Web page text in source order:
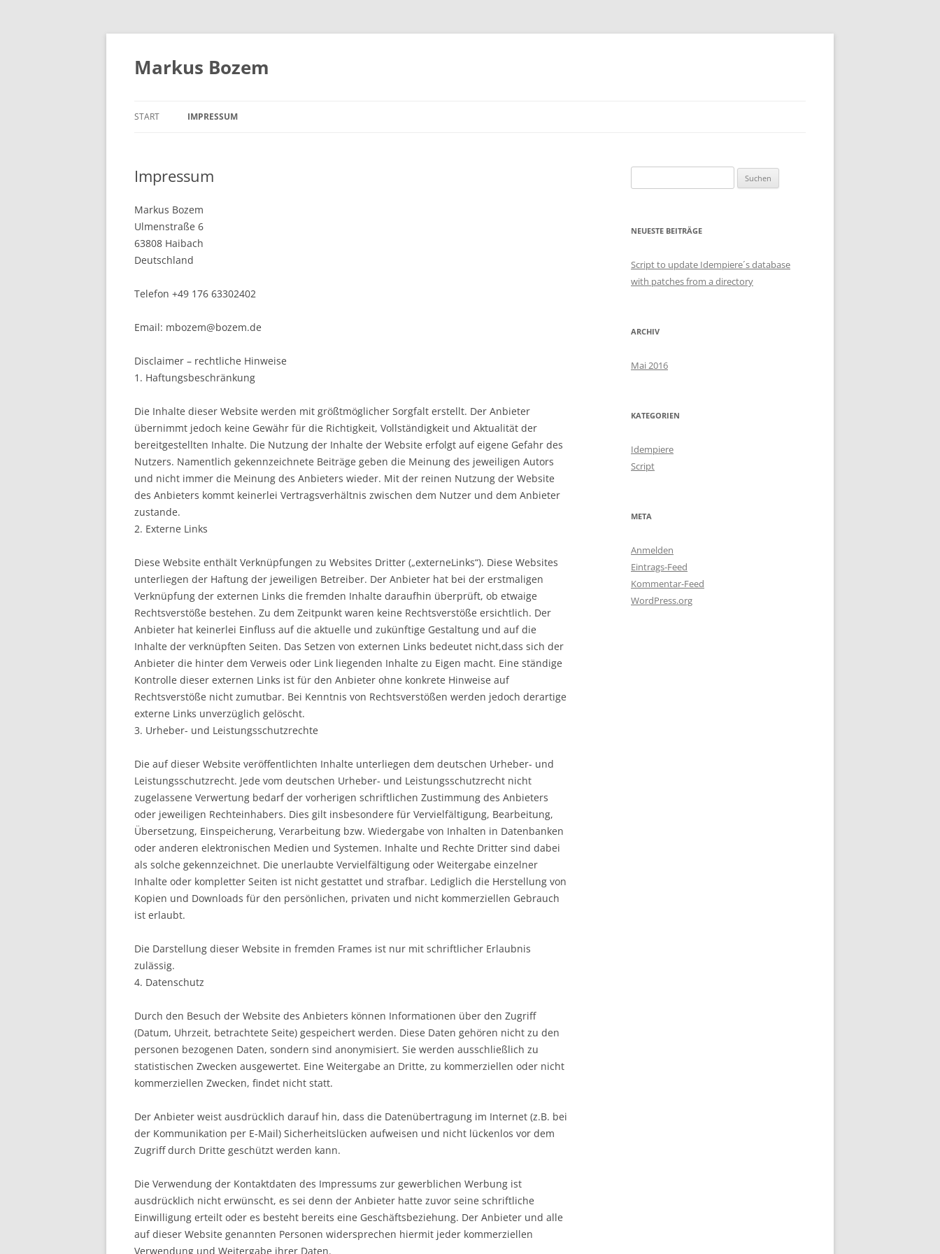
Zum
springen
Markus Bozem
START IMPRESSUM
Impressum
Markus Bozem
Ulmenstraße 6
63808 Haibach
Deutschland
Telefon +49 176 63302402
Email: mbozem@bozem.de
Disclaimer – rechtliche Hinweise
1. Haftungsbeschränkung
Die Inhalte dieser Website werden mit größtmöglicher Sorgfalt erstellt. Der Anbieter
übernimmt jedoch keine Gewähr für die Richtigkeit, Vollständigkeit und Aktualität der
bereitgestellten Inhalte. Die Nutzung der Inhalte der Website erfolgt auf eigene Gefahr des
Nutzers. Namentlich gekennzeichnete Beiträge geben die Meinung des jeweiligen Autors
und nicht immer die Meinung des Anbieters wieder. Mit der reinen Nutzung der Website
des Anbieters kommt keinerlei Vertragsverhältnis zwischen dem Nutzer und dem Anbieter
zustande.
2. Externe Links
Diese Website enthält Verknüpfungen zu Websites Dritter („externeLinks“). Diese Websites
unterliegen der Haftung der jeweiligen Betreiber. Der Anbieter hat bei der erstmaligen
Verknüpfung der externen Links die fremden Inhalte daraufhin überprüft, ob etwaige
Rechtsverstöße bestehen. Zu dem Zeitpunkt waren keine Rechtsverstöße ersichtlich. Der
Anbieter hat keinerlei Einfluss auf die aktuelle und zukünftige Gestaltung und auf die
Inhalte der verknüpften Seiten. Das Setzen von externen Links bedeutet nicht,dass sich der
Anbieter die hinter dem Verweis oder Link liegenden Inhalte zu Eigen macht. Eine ständige
Kontrolle dieser externen Links ist für den Anbieter ohne konkrete Hinweise auf
Rechtsverstöße nicht zumutbar. Bei Kenntnis von Rechtsverstößen werden jedoch derartige
externe Links unverzüglich gelöscht.
3. Urheber- und Leistungsschutzrechte
Die auf dieser Website veröffentlichten Inhalte unterliegen dem deutschen Urheber- und
Leistungsschutzrecht. Jede vom deutschen Urheber- und Leistungsschutzrecht nicht
zugelassene Verwertung bedarf der vorherigen schriftlichen Zustimmung des Anbieters
oder jeweiligen Rechteinhabers. Dies gilt insbesondere für Vervielfältigung, Bearbeitung,
Übersetzung, Einspeicherung, Verarbeitung bzw. Wiedergabe von Inhalten in Datenbanken
oder anderen elektronischen Medien und Systemen. Inhalte und Rechte Dritter sind dabei
als solche gekennzeichnet. Die unerlaubte Vervielfältigung oder Weitergabe einzelner
Inhalte oder kompletter Seiten ist nicht gestattet und strafbar. Lediglich die Herstellung von
Kopien und Downloads für den persönlichen, privaten und nicht kommerziellen Gebrauch
ist erlaubt.
Die Darstellung dieser Website in fremden Frames ist nur mit schriftlicher Erlaubnis
zulässig.
4. Datenschutz
Durch den Besuch der Website des Anbieters können Informationen über den Zugriff
(Datum, Uhrzeit, betrachtete Seite) gespeichert werden. Diese Daten gehören nicht zu den
personen bezogenen Daten, sondern sind anonymisiert. Sie werden ausschließlich zu
statistischen Zwecken ausgewertet. Eine Weitergabe an Dritte, zu kommerziellen oder nicht
kommerziellen Zwecken, findet nicht statt.
Der Anbieter weist ausdrücklich darauf hin, dass die Datenübertragung im Internet (z.B. bei
der Kommunikation per E-Mail) Sicherheitslücken aufweisen und nicht lückenlos vor dem
Zugriff durch Dritte geschützt werden kann.
Die Verwendung der Kontaktdaten des Impressums zur gewerblichen Werbung ist
ausdrücklich nicht erwünscht, es sei denn der Anbieter hatte zuvor seine schriftliche
Einwilligung erteilt oder es besteht bereits eine Geschäftsbeziehung. Der Anbieter und alle
auf dieser Website genannten Personen widersprechen hiermit jeder kommerziellen
Verwendung und Weitergabe ihrer Daten.
nach:
NEUESTE BEITRÄGE
Script to update Idempiere´s database
with patches from a directory
ARCHIV
Mai 2016
KATEGORIEN
Idempiere
Script
META
Anmelden
Eintrags-Feed
Kommentar-Feed
WordPress.org